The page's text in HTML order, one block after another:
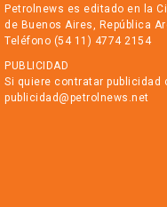
Petrolnews es editado en la
de Buenos Aires, República
Teléfono (54 11) 4774 2154
PUBLICIDAD
Si quiere contratar publicidad
publicidad@petrolnews.net